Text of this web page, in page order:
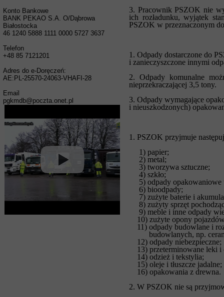
3. Pracownik PSZOK nie
ich rozładunku, wyjątek
PSZOK w przeznaczonym
1. Odpady dostarczone do
i zanieczyszczone innymi
2. Odpady komunalne
nieprzekraczającej 3,5 tony.
3. Odpady wymagające
i nieuszkodzonych)
1. PSZOK przyjmuje
1) papier;
2) metal;
3) tworzywa sztuczne;
4) szkło;
5) odpady opakowaniowe
6) bioodpady;
7) zużyte baterie i
8) zużyty sprzęt
9) meble i inne odpady
10) zużyte opony
11) odpady budowlane i
budowlanych, np.
12) odpady niebezpieczne;
13) przeterminowane leki i
14) odzież i tekstylia;
15) oleje i tłuszcze jadalne;
16) opakowania z drewna.
2. W PSZOK nie są
Konto Bankowe
BANK PEKAO S.A. O/Dąbrowa
Białostocka
46 1240 5888 1111 0000 5727 3637
Telefon
+48 85 7121201
Adres do e-Doręczeń:
AE:PL-25570-24063-VHAFI-28
Email
pgkmdb@poczta.onet.pl